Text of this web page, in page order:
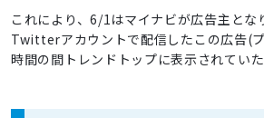
これにより、6/1はマイナビが広告主とな
Twitterアカウントで配信したこの広告(
時間の間トレンドトップに表示されていた